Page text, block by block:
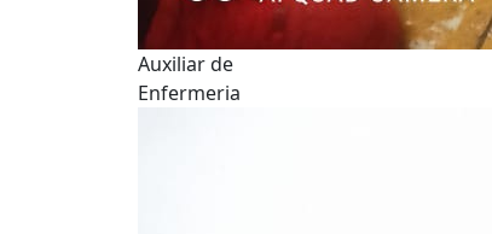
Auxiliar de
Enfermeria